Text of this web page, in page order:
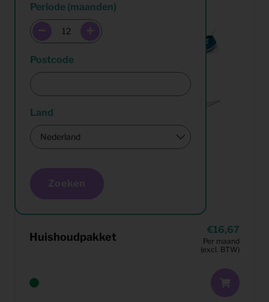
Periode (maanden)
Postcode
Land
Zoeken
Huishoudpakket
16,67
Per maand
(excl. BTW)